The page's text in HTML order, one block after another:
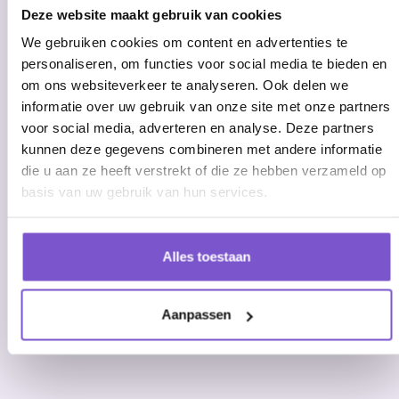
Deze website maakt gebruik van cookies
We gebruiken cookies om content en advertenties te
personaliseren, om functies voor social media te bieden en
om ons websiteverkeer te analyseren. Ook delen we
informatie over uw gebruik van onze site met onze partners
voor social media, adverteren en analyse. Deze partners
kunnen deze gegevens combineren met andere informatie
die u aan ze heeft verstrekt of die ze hebben verzameld op
basis van uw gebruik van hun services.
Alles toestaan
Aanpassen
Automation roadmap